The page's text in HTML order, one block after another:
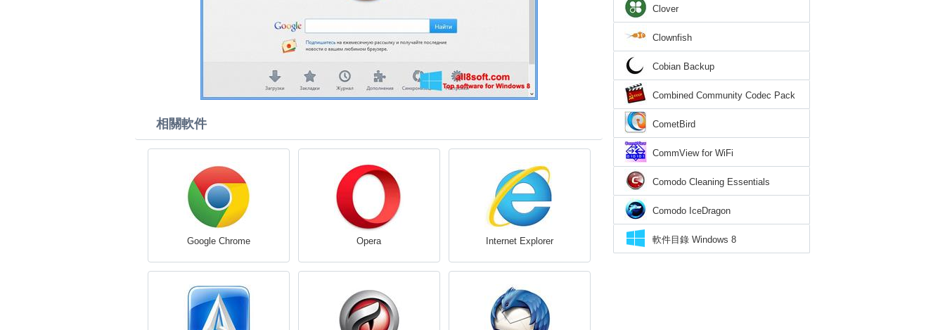
相關軟件
Google Chrome Opera Internet Explorer
Clover
Clownfish
Cobian Backup
Combined Community Codec Pack
CometBird
CommView for WiFi
Comodo Cleaning Essentials
Comodo IceDragon
軟件目錄 Windows 8